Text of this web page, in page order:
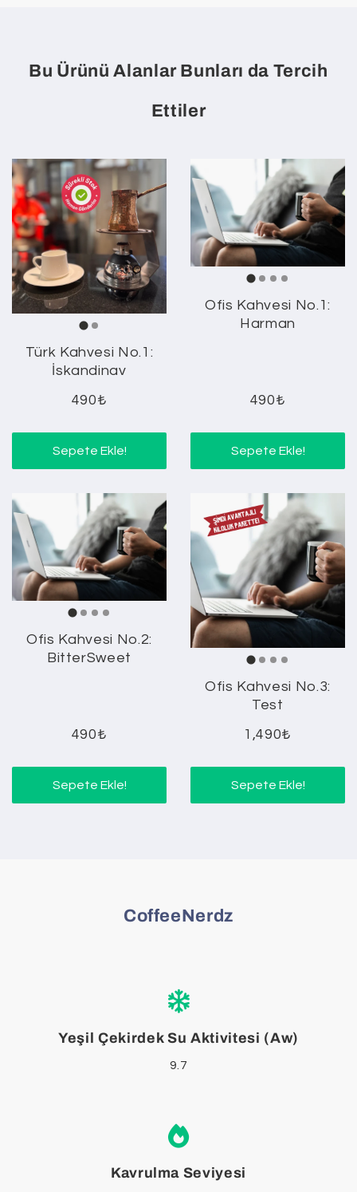
Bu Ürünü Alanlar Bunları da Tercih
Ettiler
Türk Kahvesi No.1:
İskandinav
490₺
Sepete Ekle!
Ofis Kahvesi No.1:
Harman
490₺
Sepete Ekle!
Ofis Kahvesi No.2:
BitterSweet
490₺
Sepete Ekle!
Ofis Kahvesi No.3:
Test
1,490₺
Sepete Ekle!
CoffeeNerdz
Yeşil Çekirdek Su Aktivitesi (Aw)
9.7
Kavrulma Seviyesi